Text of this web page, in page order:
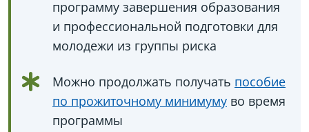
программу завершения образования
и профессиональной подготовки для
молодежи из группы риска
Можно продолжать получать пособие
по прожиточному минимуму во время
программы